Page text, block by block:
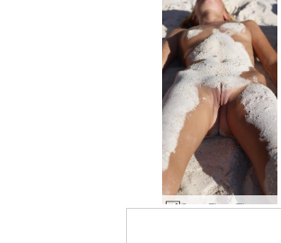
Coxy Flora Thea Zaika sandig #36